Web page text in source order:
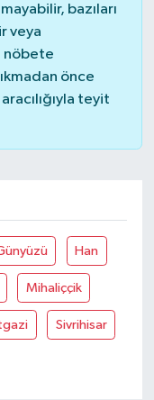
bazıları
veya
nöbete
önce
teyit
Han
Mihaliççik
Sivrihisar